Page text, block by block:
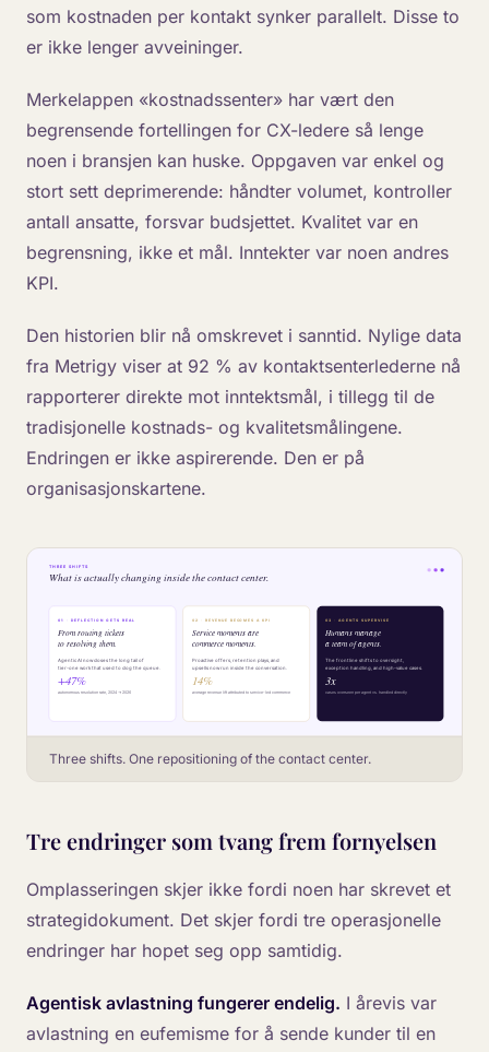
som kostnaden per kontakt synker parallelt. Disse to
er ikke lenger avveininger.
Merkelappen «kostnadssenter» har vært den
begrensende fortellingen for CX-ledere så lenge
noen i bransjen kan huske. Oppgaven var enkel og
stort sett deprimerende: håndter volumet, kontroller
antall ansatte, forsvar budsjettet. Kvalitet var en
begrensning, ikke et mål. Inntekter var noen andres
KPI.
Den historien blir nå omskrevet i sanntid. Nylige data
fra Metrigy viser at 92 % av kontaktsenterlederne nå
rapporterer direkte mot inntektsmål, i tillegg til de
tradisjonelle kostnads- og kvalitetsmålingene.
Endringen er ikke aspirerende. Den er på
organisasjonskartene.
Three shifts. One repositioning of the contact center.
Tre endringer som tvang frem fornyelsen
Omplasseringen skjer ikke fordi noen har skrevet et
strategidokument. Det skjer fordi tre operasjonelle
endringer har hopet seg opp samtidig.
Agentisk avlastning fungerer endelig. I årevis var
avlastning en eufemisme for å sende kunder til en